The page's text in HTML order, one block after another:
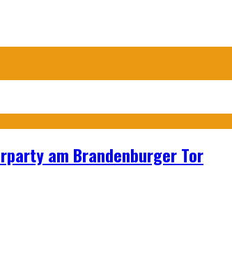
am Brandenburger Tor